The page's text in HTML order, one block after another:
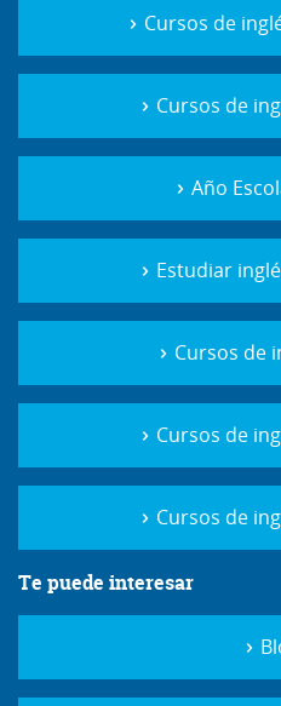
Cursos de
Cursos de
Año
Estudiar
Cursos de
Cursos de
Cursos de
Te puede interesar